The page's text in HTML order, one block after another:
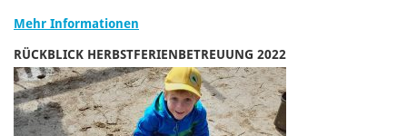
Mehr Informationen
RÜCKBLICK HERBSTFERIENBETREUUNG 2022